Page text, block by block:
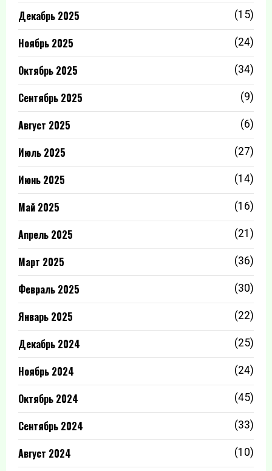
Декабрь 2025 (15)
Ноябрь 2025 (24)
Октябрь 2025 (34)
Сентябрь 2025 (9)
Август 2025 (6)
Июль 2025 (27)
Июнь 2025 (14)
Май 2025 (16)
Апрель 2025 (21)
Март 2025 (36)
Февраль 2025 (30)
Январь 2025 (22)
Декабрь 2024 (25)
Ноябрь 2024 (24)
Октябрь 2024 (45)
Сентябрь 2024 (33)
Август 2024 (10)